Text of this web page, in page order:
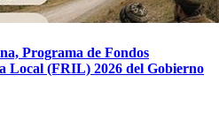
Programa de Fondos
Local (FRIL) 2026 del Gobierno